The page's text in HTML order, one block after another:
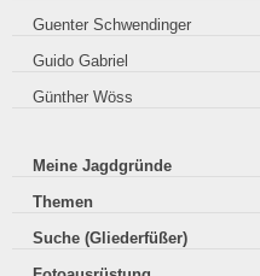
Guenter Schwendinger
Guido Gabriel
Günther Wöss
Meine Jagdgründe
Themen
Suche (Gliederfüßer)